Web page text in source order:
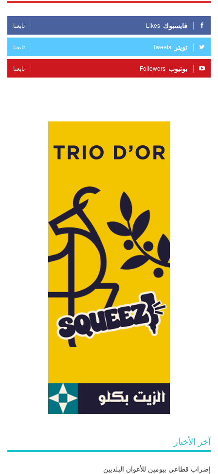
فايسبوك Likes تابعنا
تويتر Tweets تابعنا
يوتيوب Followers تابعنا
آخر الأخبار
إضراب قطاعي بيومين للأعوان البلديين